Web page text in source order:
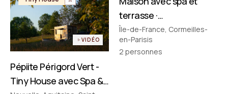
VIDÉO
Pépiite Périgord Vert -
Tiny House avec Spa &
terrasse ·
Cormeilles‑en‑Parisis
Île-de-France, Cormeilles-
en-Parisis
2 personnes